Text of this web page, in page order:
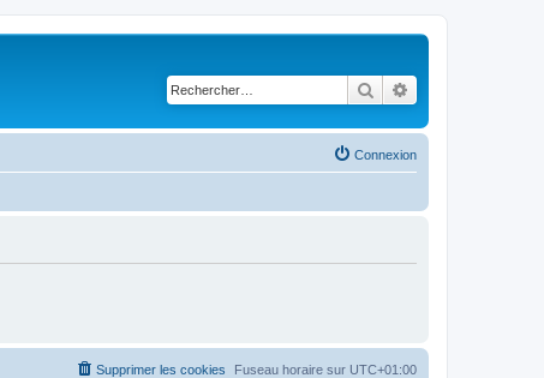
Rechercher
Connexion
Fuseau horaire sur UTC+01:00
Supprimer les cookies